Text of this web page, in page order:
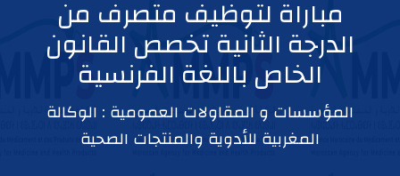
وظائف اليوم
ابحث عن وظيفة
وظائف عمومية
مباراة لتوظيف متصرف من
الدرجة الثانية تخصص القانون
الخاص باللغة الفرنسية
المؤسسات و المقاولات العمومية : الوكالة
المغربية للأدوية والمنتجات الصحية